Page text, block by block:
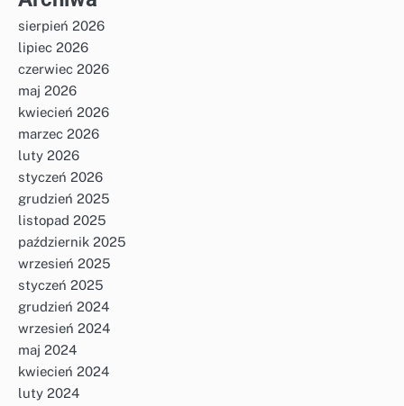
sierpień 2026
lipiec 2026
czerwiec 2026
maj 2026
kwiecień 2026
marzec 2026
luty 2026
styczeń 2026
grudzień 2025
listopad 2025
październik 2025
wrzesień 2025
styczeń 2025
grudzień 2024
wrzesień 2024
maj 2024
kwiecień 2024
luty 2024